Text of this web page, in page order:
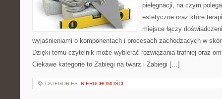
pielęgnacji, na czym
estetyczne oraz które
miejsce łączy
wyjaśnieniami o komponentach i procesach zachodzących w
Dzięki temu czytelnik może wybierać rozwiązania trafniej oraz
Ciekawe kategorie to Zabiegi na twarz i Zabiegi […]
CATEGORIES: NIERUCHOMOŚCI